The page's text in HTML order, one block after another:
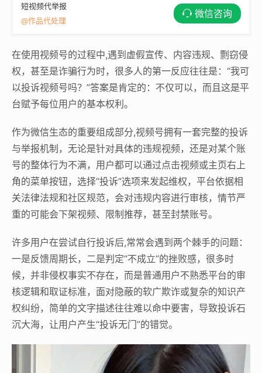
短视频代举报
@作品代处理
微信咨询
在使用视频号的过程中,遇到虚假宣传、内容违规、剽窃侵
权，甚至是诈骗行为时，很多人的第一反应往往是：“我可
以投诉视频号吗？”答案是肯定的：不仅可以，而且这是平
台赋予每位用户的基本权利。
作为微信生态的重要组成部分,视频号拥有一套完整的投诉
与举报机制，无论是针对具体的违规视频，还是对某个账
号的整体行为不满，用户都可以通过点击视频或主页右上
角的菜单按钮，选择“投诉”选项来发起维权，平台依据相
关法律法规和社区规范，会对违规内容进行审核，情节严
重的可能会下架视频、限制推荐，甚至封禁账号。
许多用户在尝试自行投诉后,常常会遇到两个棘手的问题：
一是反馈周期长，二是判定“不成立”的挫败感，很多时
候，并非侵权事实不存在，而是普通用户不熟悉平台的审
核逻辑和取证标准，面对隐蔽的软广欺诈或复杂的知识产
权纠纷，简单的文字描述往往难以命中要害，导致投诉石
沉大海，让用户产生“投诉无门”的错觉。